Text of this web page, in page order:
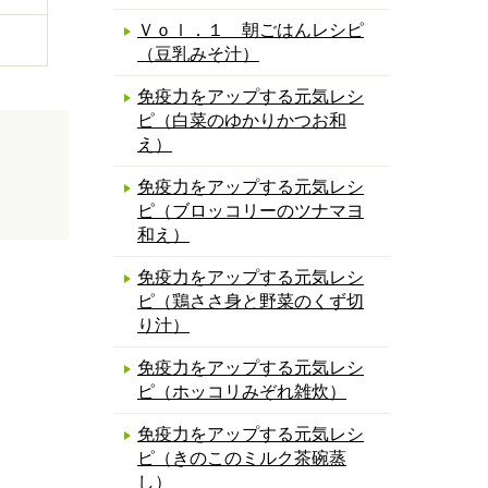
Ｖｏｌ．１ 朝ごはんレシピ
（豆乳みそ汁）
免疫力をアップする元気レシ
ピ（白菜のゆかりかつお和
え）
免疫力をアップする元気レシ
ピ（ブロッコリーのツナマヨ
和え）
免疫力をアップする元気レシ
ピ（鶏ささ身と野菜のくず切
り汁）
免疫力をアップする元気レシ
ピ（ホッコリみぞれ雑炊）
免疫力をアップする元気レシ
ピ（きのこのミルク茶碗蒸
し）